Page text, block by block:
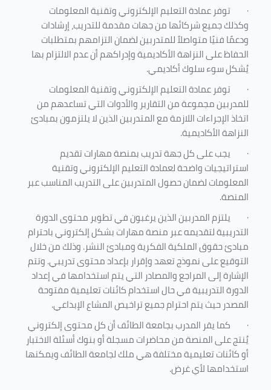
· توفر عمادة التعليم الإلكتروني وتقنية المعلومات
وكذلك جميع شركائها من جهات مقدمة للتدريب، إرشادات
ودعمًا فنيًا متواصلاً للمتدربين لضمان التزامهم بمتطلبات
الحفاظ على النزاهة الأكاديمية وإدراكهم أن عدم الالتزام بها
يُشكل سوء سلوك أكاديمي.
· توفر عمادة التعليم الإلكتروني وتقنية المعلومات
للمدربين مجموعة من التقارير والأدوات التي تساعدهم من
اتخاذ الإجراءات اللازمة مع المتدربين الذين لا يلتزمون بمبادئ
النزاهة الأكاديمية.
· يجب على كل جهة تدريب بمنصة مهارات تقديم
استراتيجيات واضحة لعمادة التعليم الإلكتروني وتقنية
المعلومات لضمان حصول المتدربين على التدريب المناسب عبر
المنصة.
· يلتزم المدربين الذين يرغبون في تطوير محتوى الدورة
التدريبية لتقديمه عبر منصة مهارات بشكل إلكتروني باحترام
مبادئ حقوق الملكية الفكرية ومبادئ النشر. وذلك من خلال
التوقيع على نموذج تعهد وإقرار بإعداد محتوى تدريبي. وتتم
الإشارة إلى المراجع والمصادر التي يتم استخدامها في إعداد
الدورة التدريبية في حال استخدام كائنات تعليمية مفتوحة
المصدر حيث يتم احترام جميع تراخيص المشاع الإبداعي.
· كما يقر المدرب بجامعة الطائف أن كل محتوى إلكتروني
يُنتج على المنصة من محاضرات مسجلة أو بنوك أسئلة الاختبار
أو كائنات تعليمية مختلفة هي ملك لجامعة الطائف ويمكنها
استخدامها لأي غرض.